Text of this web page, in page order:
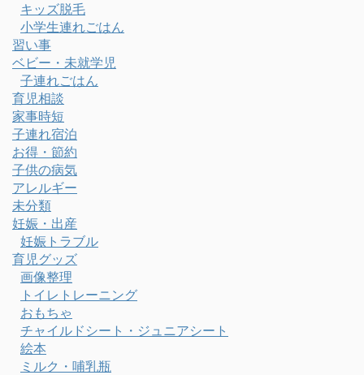
キッズ脱毛
小学生連れごはん
習い事
ベビー・未就学児
子連れごはん
育児相談
家事時短
子連れ宿泊
お得・節約
子供の病気
アレルギー
未分類
妊娠・出産
妊娠トラブル
育児グッズ
画像整理
トイレトレーニング
おもちゃ
チャイルドシート・ジュニアシート
絵本
ミルク・哺乳瓶